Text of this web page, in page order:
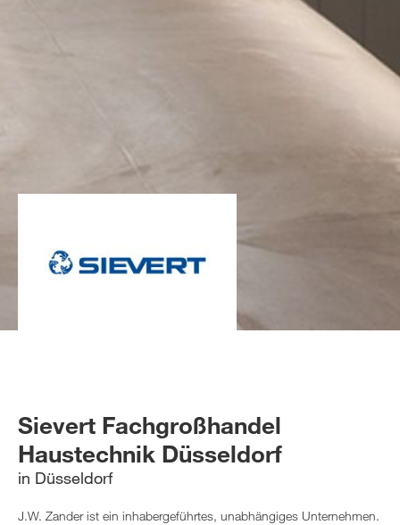
Sievert Fachgroßhandel
Haustechnik Düsseldorf
in Düsseldorf
J.W. Zander ist ein inhabergeführtes, unabhängiges Unternehmen.